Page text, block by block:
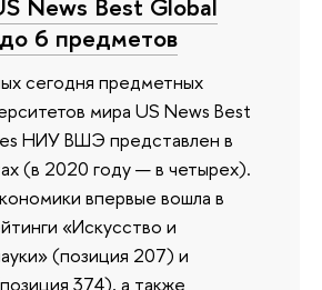
6 предметов
сегодня предметных
мира US News Best
НИУ ВШЭ представлен в
(в 2020 году — в четырех).
впервые вошла в
«Искусство и
(позиция 207) и
374), а также